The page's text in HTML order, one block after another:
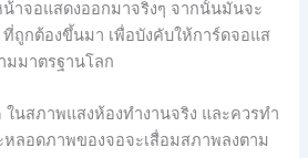
าจอแสดงออกมาจริงๆ จากนั้นมันจะ
ที่ถูกต้องขึ้นมา เพื่อบังคับให้การ์ดจอแส
มมาตรฐานโลก
ในสภาพแสงห้องทำงานจริง และควรทำ
หลอดภาพของจอจะเสื่อมสภาพลงตาม